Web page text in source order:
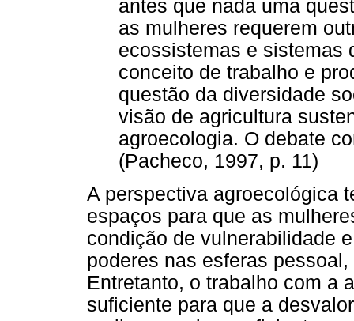
antes que nada uma
as mulheres requerem
ecossistemas e sistemas
conceito de trabalho e
questão da diversidade
visão de agricultura
agroecologia. O debate
(Pacheco, 1997, p. 11)
A perspectiva agroecológica
espaços para que as
condição de vulnerabilidade
poderes nas esferas
Entretanto, o trabalho com a
suficiente para que a